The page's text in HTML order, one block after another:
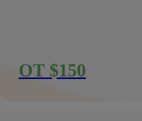
ОТ $150